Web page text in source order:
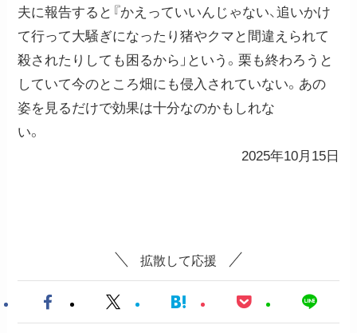
夫に報告すると『かえっていいんじゃない、追いかけ
て行って大騒ぎになったり猪やクマと間違えられて
殺されたりしても困るから」という。栗も終わろうと
していて今のところ畑にも侵入されていない。あの
姿を見るだけで効果は十分なのかもしれな
い。
2025年10月15日
拡散して応援